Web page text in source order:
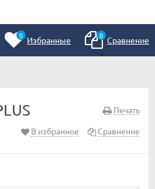
0 Избранные 0 Сравнение
Печать
В избранное Сравнение